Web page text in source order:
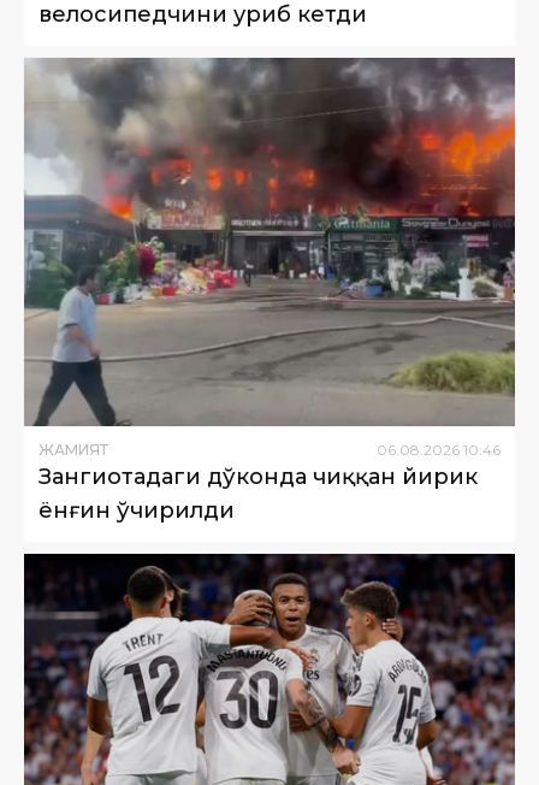
велосипедчини уриб кетди
ЖАМИЯТ 06.08.2026 10:46
Зангиотадаги дўконда чиққан йирик
ёнғин ўчирилди